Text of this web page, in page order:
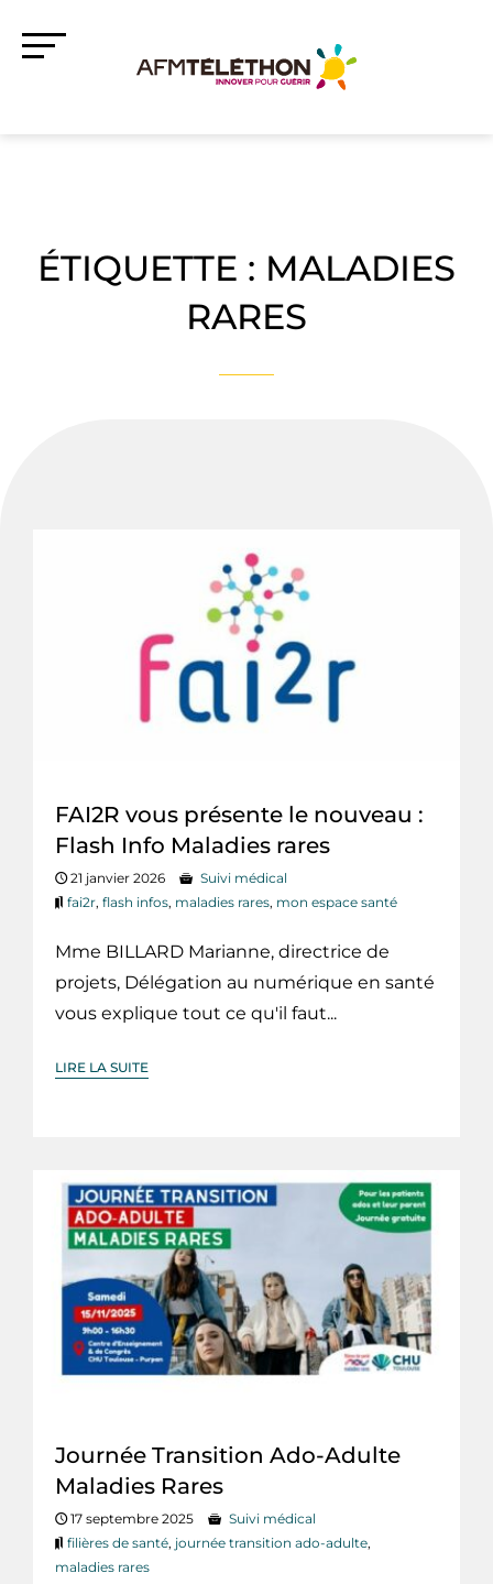
ÉTIQUETTE : MALADIES
RARES
FAI2R vous présente le nouveau :
Flash Info Maladies rares
21 janvier 2026
Suivi médical
fai2r, flash infos, maladies rares, mon espace santé
Mme BILLARD Marianne, directrice de
projets, Délégation au numérique en santé
vous explique tout ce qu'il faut...
LIRE LA SUITE
Journée Transition Ado-Adulte
Maladies Rares
17 septembre 2025
Suivi médical
filières de santé, journée transition ado-adulte,
maladies rares